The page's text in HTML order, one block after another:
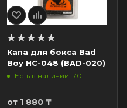
Капа для бокса Bad
Boy HC-048 (BAD-020)
Есть в наличии: 70
от 1 880 ₸